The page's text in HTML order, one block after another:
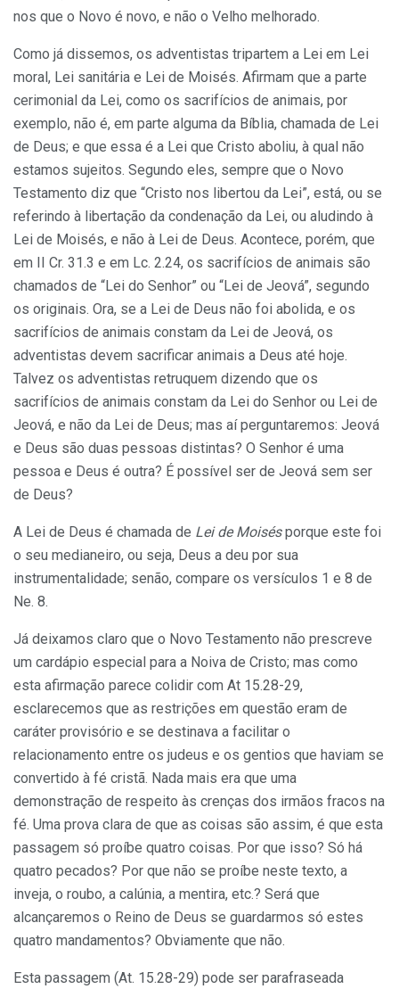
nos que o Novo é novo, e não o Velho melhorado.
Como já dissemos, os adventistas tripartem a Lei em Lei
moral, Lei sanitária e Lei de Moisés. Afirmam que a parte
cerimonial da Lei, como os sacrifícios de animais, por
exemplo, não é, em parte alguma da Bíblia, chamada de Lei
de Deus; e que essa é a Lei que Cristo aboliu, à qual não
estamos sujeitos. Segundo eles, sempre que o Novo
Testamento diz que “Cristo nos libertou da Lei”, está, ou se
referindo à libertação da condenação da Lei, ou aludindo à
Lei de Moisés, e não à Lei de Deus. Acontece, porém, que
em II Cr. 31.3 e em Lc. 2.24, os sacrifícios de animais são
chamados de “Lei do Senhor” ou “Lei de Jeová”, segundo
os originais. Ora, se a Lei de Deus não foi abolida, e os
sacrifícios de animais constam da Lei de Jeová, os
adventistas devem sacrificar animais a Deus até hoje.
Talvez os adventistas retruquem dizendo que os
sacrifícios de animais constam da Lei do Senhor ou Lei de
Jeová, e não da Lei de Deus; mas aí perguntaremos: Jeová
e Deus são duas pessoas distintas? O Senhor é uma
pessoa e Deus é outra? É possível ser de Jeová sem ser
de Deus?
A Lei de Deus é chamada de Lei de Moisés porque este foi
o seu medianeiro, ou seja, Deus a deu por sua
instrumentalidade; senão, compare os versículos 1 e 8 de
Ne. 8.
Já deixamos claro que o Novo Testamento não prescreve
um cardápio especial para a Noiva de Cristo; mas como
esta afirmação parece colidir com At 15.28-29,
esclarecemos que as restrições em questão eram de
caráter provisório e se destinava a facilitar o
relacionamento entre os judeus e os gentios que haviam se
convertido à fé cristã. Nada mais era que uma
demonstração de respeito às crenças dos irmãos fracos na
fé. Uma prova clara de que as coisas são assim, é que esta
passagem só proíbe quatro coisas. Por que isso? Só há
quatro pecados? Por que não se proíbe neste texto, a
inveja, o roubo, a calúnia, a mentira, etc.? Será que
alcançaremos o Reino de Deus se guardarmos só estes
quatro mandamentos? Obviamente que não.
Esta passagem (At. 15.28-29) pode ser parafraseada